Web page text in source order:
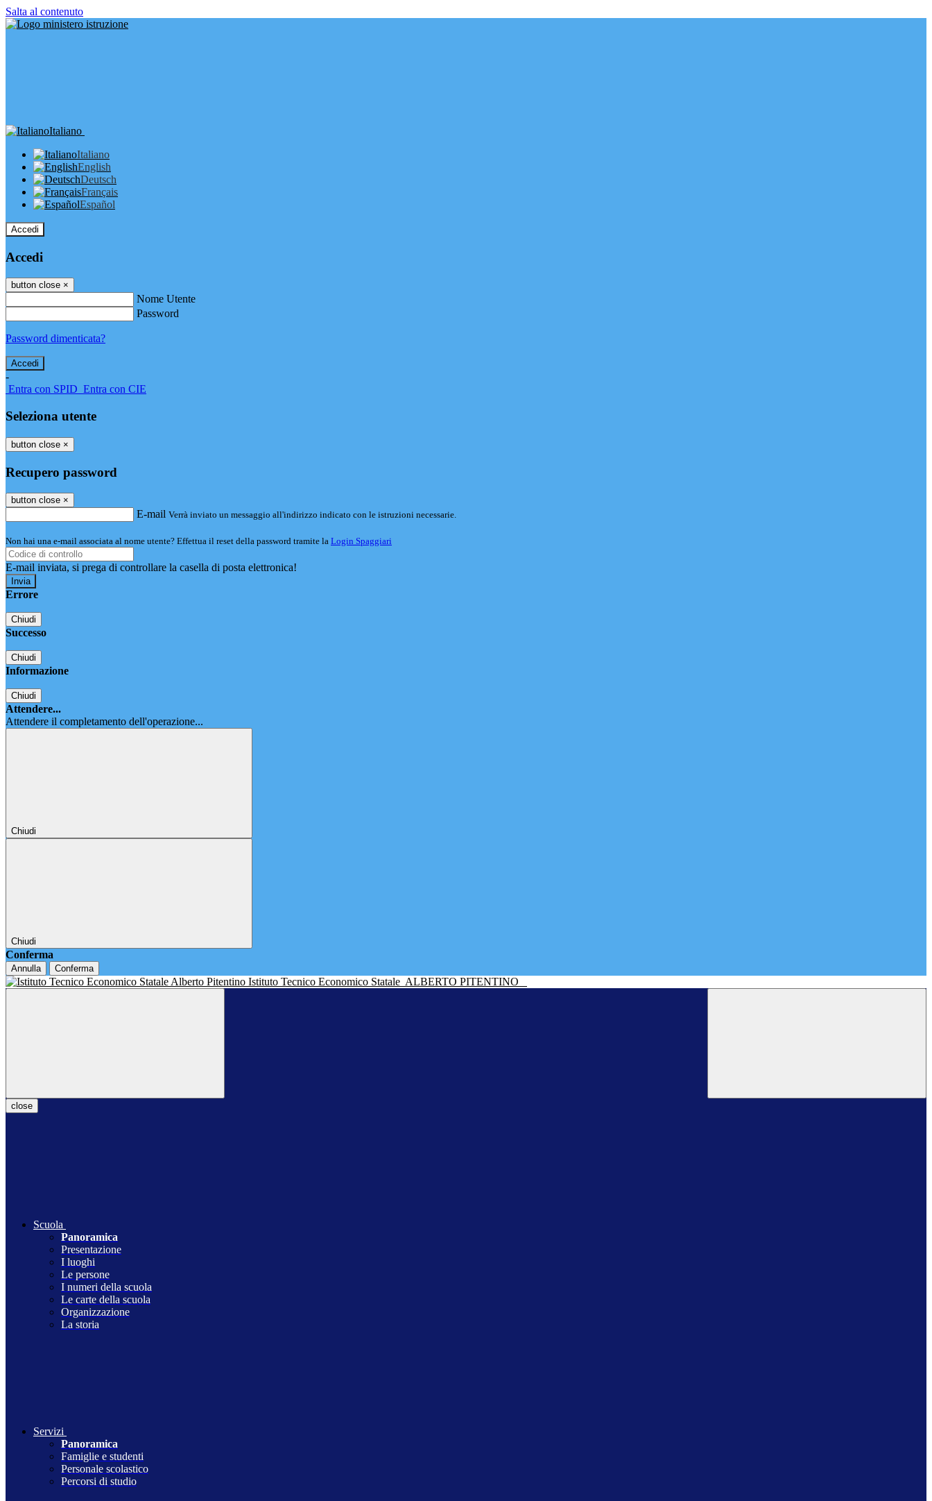
Salta al contenuto
Italiano
Italiano
English
Deutsch
Français
Español
Accedi
Accedi
button close ×
Nome Utente
Password
Password dimenticata?
-
Entra con SPID Entra con CIE
Seleziona utente
button close ×
Recupero password
button close ×
E-mail Verrà inviato un messaggio all'indirizzo indicato con le istruzioni necessarie.
Non hai una e-mail associata al nome utente? Effettua il reset della password tramite la Login Spaggiari
E-mail inviata, si prega di controllare la casella di posta elettronica!
Errore
Chiudi
Successo
Chiudi
Informazione
Chiudi
Attendere...
Attendere il completamento dell'operazione...
Chiudi
Chiudi
Conferma
Annulla Conferma
Istituto Tecnico Economico Statale ALBERTO PITENTINO
close
Scuola
Panoramica
Presentazione
I luoghi
Le persone
I numeri della scuola
Le carte della scuola
Organizzazione
La storia
Servizi
Panoramica
Famiglie e studenti
Personale scolastico
Percorsi di studio